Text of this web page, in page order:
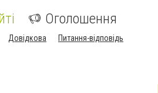
Оголошення
Довідкова Питання-відповідь